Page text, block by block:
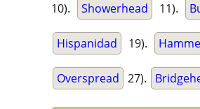
10). Showerhead 11).
Hispanidad 19).
Overspread 27).